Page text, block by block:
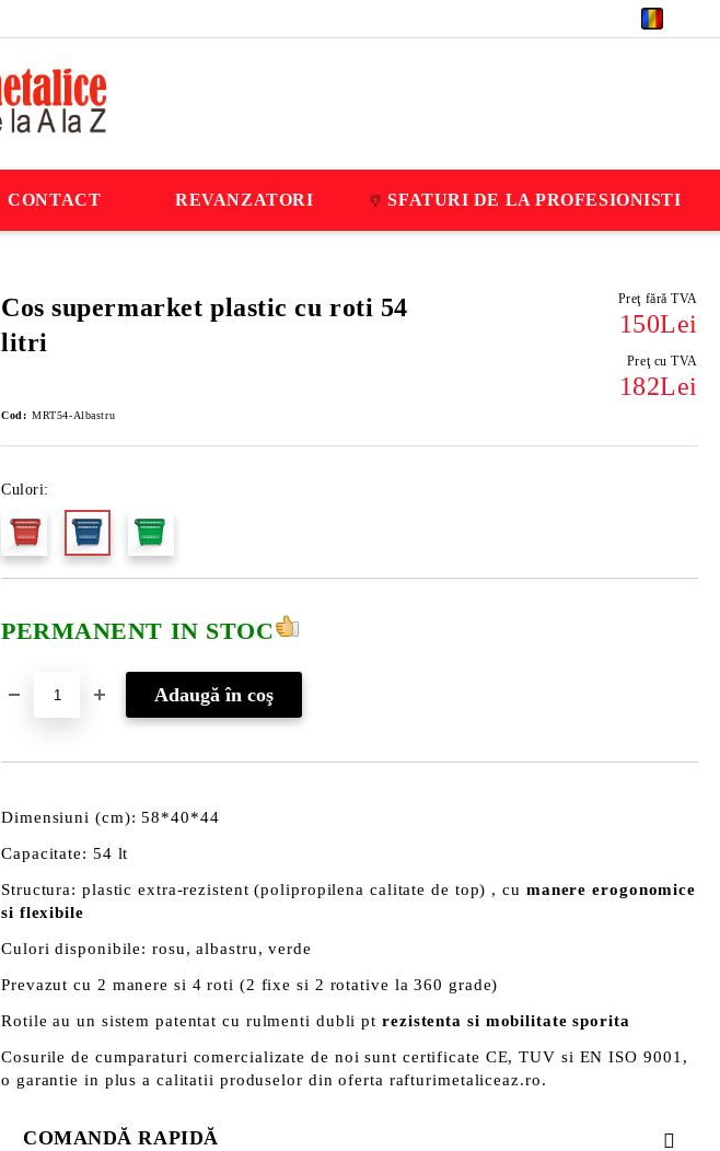
CONTACT REVANZATORI SFATURI DE LA PROFESIONISTI
Cos supermarket plastic cu roti 54
litri
Preţ fără TVA
150Lei
Preţ cu TVA
182Lei
Cod: MRT54-Albastru
Culori:
PERMANENT IN STOC
Dimensiuni (cm): 58*40*44
Capacitate: 54 lt
Structura: plastic extra-rezistent (polipropilena calitate de top) , cu manere erogonomice
si flexibile
Culori disponibile: rosu, albastru, verde
Prevazut cu 2 manere si 4 roti (2 fixe si 2 rotative la 360 grade)
Rotile au un sistem patentat cu rulmenti dubli pt rezistenta si mobilitate sporita
Cosurile de cumparaturi comercializate de noi sunt certificate CE, TUV si EN ISO 9001,
o garantie in plus a calitatii produselor din oferta rafturimetaliceaz.ro.
COMANDĂ RAPIDĂ